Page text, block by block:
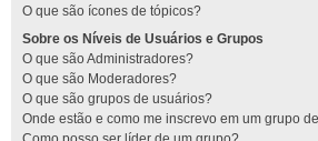
O que são ícones de tópicos?
Sobre os Níveis de Usuários e Grupos
O que são Administradores?
O que são Moderadores?
O que são grupos de usuários?
Onde estão e como me inscrevo em um grupo